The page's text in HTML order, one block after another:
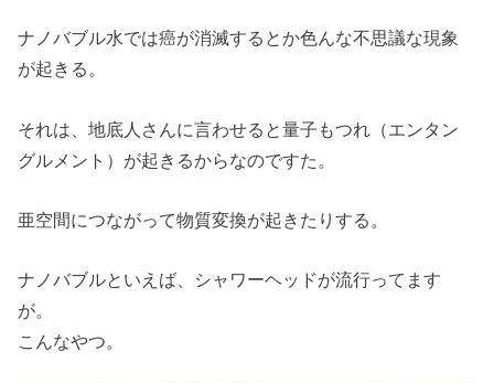
ナノバブル水では癌が消滅するとか色んな不思議な現象
が起きる。
それは、地底人さんに言わせると量子もつれ（エンタン
グルメント）が起きるからなのですた。
亜空間につながって物質変換が起きたりする。
ナノバブルといえば、シャワーヘッドが流行ってます
が。
こんなやつ。